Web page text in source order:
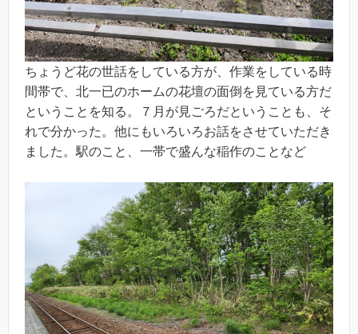
ちょうど花の世話をしている方が、作業をしている時
間帯で、北一已のホームの花壇の面倒を見ている方だ
ということを知る。７月が見ごろだということも、そ
れで分かった。他にもいろいろお話をさせていただき
ました。駅のこと、一帯で盛んな稲作のことなど